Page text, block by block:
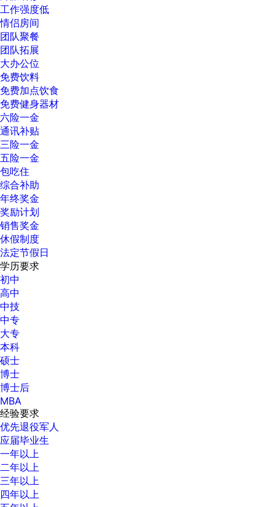
工作强度低
情侣房间
团队聚餐
团队拓展
大办公位
免费饮料
免费加点饮食
免费健身器材
六险一金
通讯补贴
三险一金
五险一金
包吃住
综合补助
年终奖金
奖励计划
销售奖金
休假制度
法定节假日
学历要求
初中
高中
中技
中专
大专
本科
硕士
博士
博士后
MBA
经验要求
优先退役军人
应届毕业生
一年以上
二年以上
三年以上
四年以上